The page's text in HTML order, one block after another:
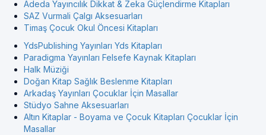
Adeda Yayıncılık Dikkat & Zeka Güçlendirme Kitapları
SAZ Vurmali Çalgı Aksesuarları
Timaş Çocuk Okul Öncesi Kitapları
YdsPublishing Yayınları Yds Kitapları
Paradigma Yayınları Felsefe Kaynak Kitapları
Halk Müziği
Doğan Kitap Sağlık Beslenme Kitapları
Arkadaş Yayınları Çocuklar İçin Masallar
Stüdyo Sahne Aksesuarları
Altın Kitaplar - Boyama ve Çocuk Kitapları Çocuklar İçin
Masallar